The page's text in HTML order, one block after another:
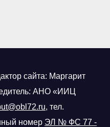
сайта: Маргарит
АНО «ИИЦ
, тел.
номер ЭЛ № ФС 77 -